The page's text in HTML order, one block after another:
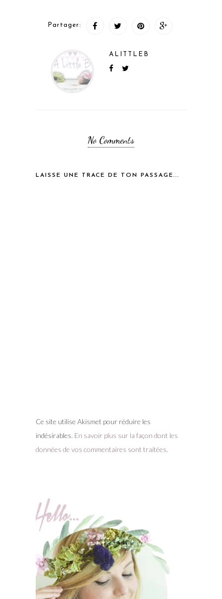
Partager:
ALITTLEB
No Comments
LAISSE UNE TRACE DE TON PASSAGE...
Ce site utilise Akismet pour réduire les
indésirables. En savoir plus sur la façon dont les
données de vos commentaires sont traitées.